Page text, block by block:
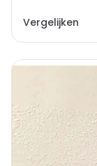
Vergelijken